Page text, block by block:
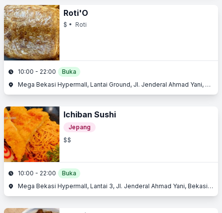
Roti'O
$ • Roti
10:00 - 22:00
Buka
Mega Bekasi Hypermall, Lantai Ground, Jl. Jenderal Ahmad Yani, Bekasi Barat, Bekasi, Jawa Barat
Ichiban Sushi
Jepang
$$
10:00 - 22:00
Buka
Mega Bekasi Hypermall, Lantai 3, Jl. Jenderal Ahmad Yani, Bekasi Barat, Bekasi, Jawa Barat